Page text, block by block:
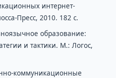
интернет-
Пресс, 2010. 182 с.
образование:
и тактики. М.: Логос,
коммуникационные